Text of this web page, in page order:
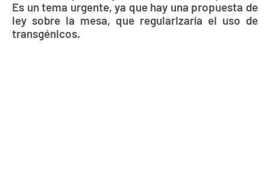
Es un tema urgente, ya que hay una propuesta de
ley sobre la mesa, que regularizaría el uso de
transgénicos.